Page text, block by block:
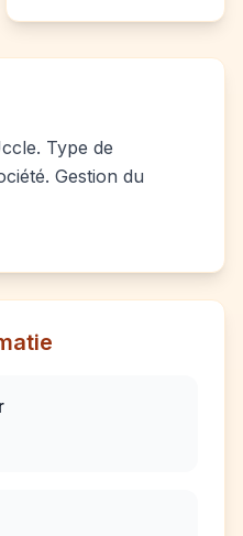
Type de
Gestion du